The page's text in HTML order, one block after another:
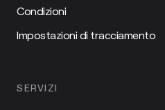
Condizioni
Impostazioni di tracciamento
SERVIZI